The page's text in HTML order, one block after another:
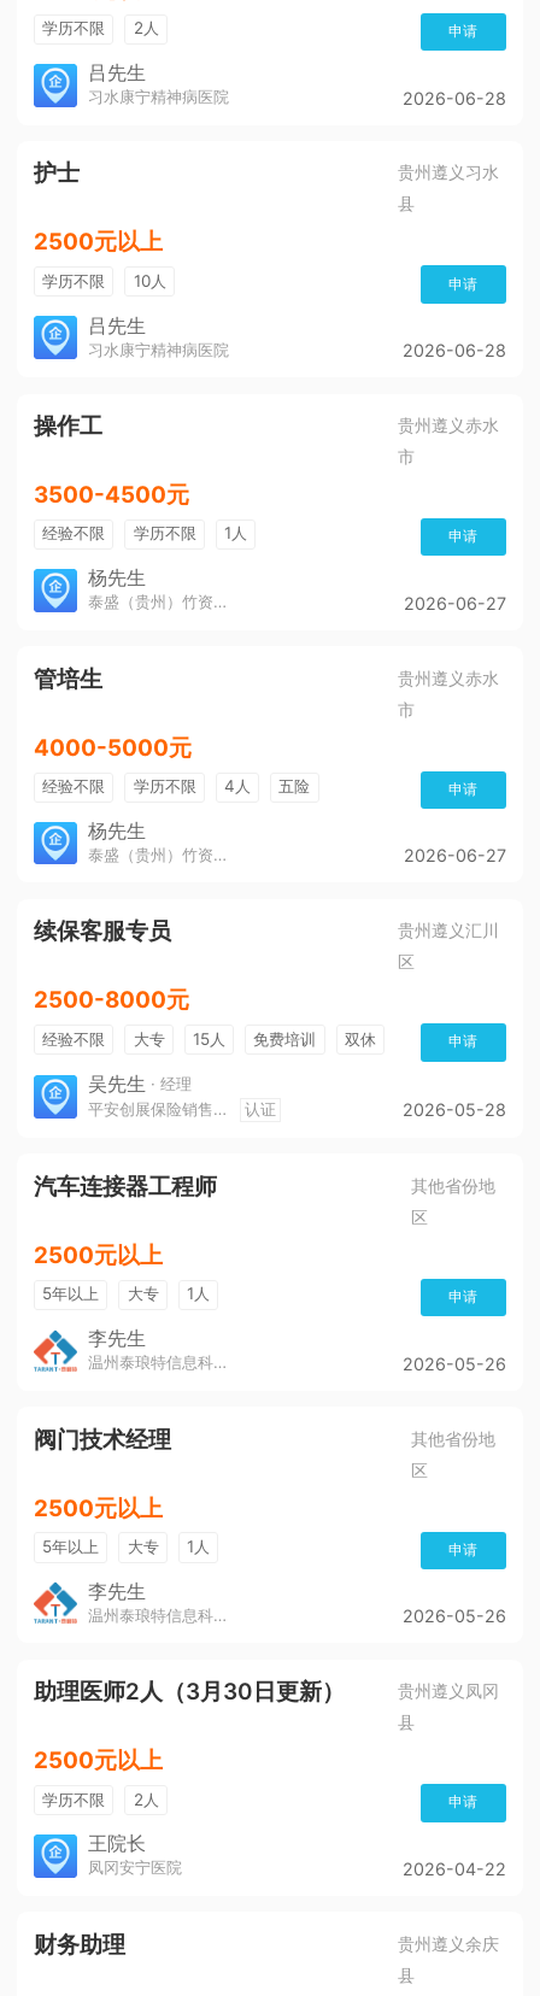
学历不限 2人 申请
吕先生
习水康宁精神病医院 2026-06-28
护士
贵州遵义习水
县
2500元以上
学历不限 10人 申请
吕先生
习水康宁精神病医院 2026-06-28
操作工
贵州遵义赤水
市
3500-4500元
经验不限 学历不限 1人 申请
杨先生
泰盛（贵州）竹资源发展有限公司 2026-06-27
管培生
贵州遵义赤水
市
4000-5000元
经验不限 学历不限 4人 五险 申请
杨先生
泰盛（贵州）竹资源发展有限公司 2026-06-27
续保客服专员
贵州遵义汇川
区
2500-8000元
经验不限 大专 15人 免费培训
双休
加班费
朝九晚五
申请
吴先生 · 经理
平安创展保险销售服务有限公司遵义分公司
认证 2026-05-28
汽车连接器工程师
其他省份地
区
2500元以上
5年以上 大专 1人 申请
李先生
温州泰琅特信息科技有限公司 2026-05-26
阀门技术经理
其他省份地
区
2500元以上
5年以上 大专 1人 申请
李先生
温州泰琅特信息科技有限公司 2026-05-26
助理医师2人（3月30日更新）
贵州遵义凤冈
县
2500元以上
学历不限 2人 申请
王院长
凤冈安宁医院 2026-04-22
财务助理
贵州遵义余庆
县